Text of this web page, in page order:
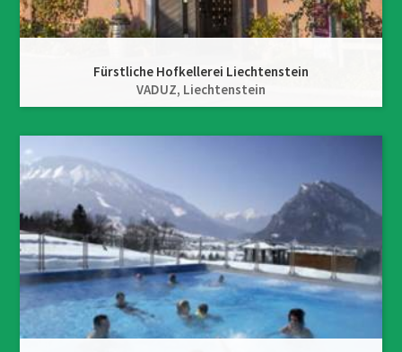
Fürstliche Hofkellerei Liechtenstein
VADUZ, Liechtenstein